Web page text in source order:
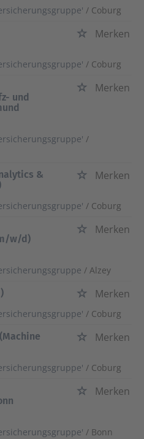
/ Coburg
Merken
/ Coburg
und
Merken
/
&
Merken
/ Coburg
w/d)
Merken
/ Alzey
Merken
/ Coburg
Merken
/ Coburg
Merken
/ Bonn